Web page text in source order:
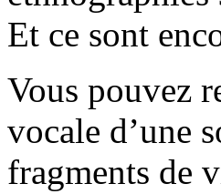
Et ce sont
Vous pouvez
vocale d’une
fragments de